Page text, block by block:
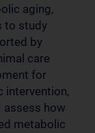
aging,
to study
by
care
for
intervention,
assess how
metabolic